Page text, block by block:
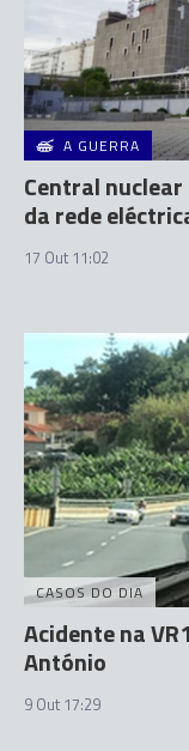
A GUERRA
Central
da rede
17 Out 11:02
CASOS DO DIA
Acidente na
António
9 Out 17:29